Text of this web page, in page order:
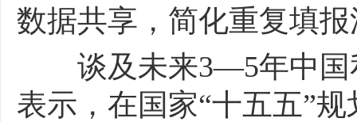
数据共享，简化重复填
谈及未来3—5年中国
表示，在国家“十五五”